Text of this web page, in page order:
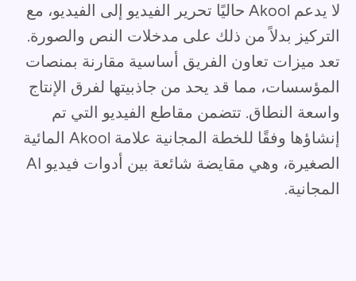
لا يدعم Akool حاليًا تحرير الفيديو إلى الفيديو، مع
التركيز بدلاً من ذلك على مدخلات النص والصورة.
تعد ميزات تعاون الفريق أساسية مقارنة بمنصات
المؤسسات، مما قد يحد من جاذبيتها لفرق الإنتاج
واسعة النطاق. تتضمن مقاطع الفيديو التي تم
إنشاؤها وفقًا للخطة المجانية علامة Akool المائية
الصغيرة، وهي مقايضة شائعة بين أدوات فيديو AI
المجانية.